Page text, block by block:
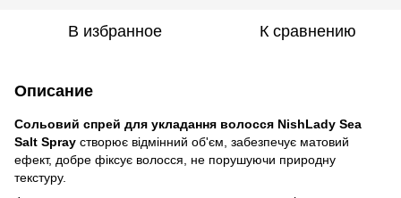
В избранное К сравнению
Описание
Сольовий спрей для укладання волосся NishLady Sea
Salt Spray створює відмінний об'єм, забезпечує матовий
ефект, добре фіксує волосся, не порушуючи природну
текстуру.